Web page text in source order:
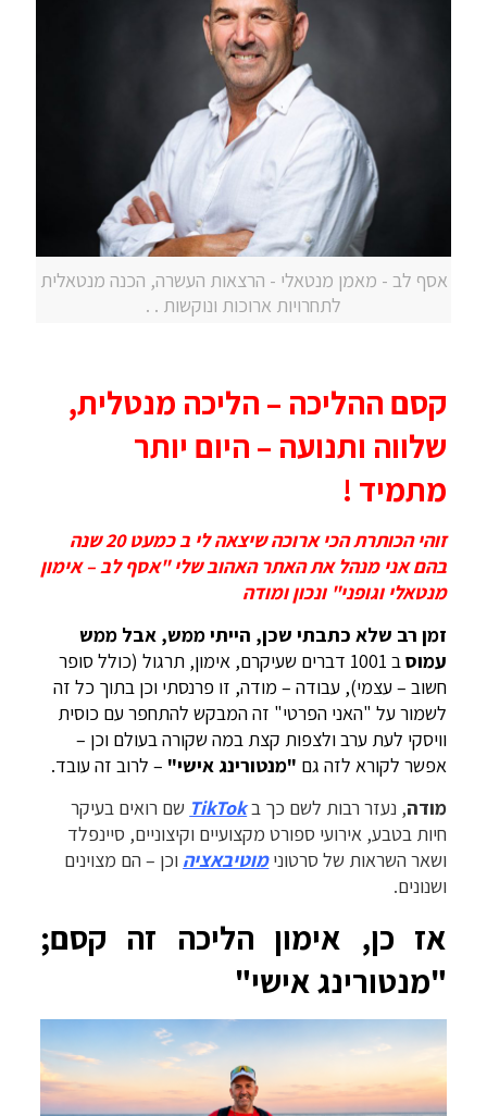
אסף לב - מאמן מנטאלי - הרצאות העשרה, הכנה מנטאלית
לתחרויות ארוכות ונוקשות . .
קסם ההליכה – הליכה מנטלית,
שלווה ותנועה – היום יותר
מתמיד !
זוהי הכותרת הכי ארוכה שיצאה לי ב כמעט 20 שנה
בהם אני מנהל את האתר האהוב שלי "אסף לב – אימון
מנטאלי וגופני" ונכון ומודה
זמן רב שלא כתבתי שכן, הייתי ממש, אבל ממש
עמוס
ב 1001 דברים שעיקרם, אימון, תרגול (כולל סופר
חשוב – עצמי), עבודה – מודה, זו פרנסתי וכן בתוך כל זה
לשמור על "האני הפרטי" זה המבקש להתחפר עם כוסית
וויסקי לעת ערב ולצפות קצת במה שקורה בעולם וכן –
אפשר לקורא לזה גם "מנטורינג אישי" – לרוב זה עובד.
מודה, נעזר רבות לשם כך בTikTok שם רואים בעיקר
חיות בטבע, אירועי ספורט מקצועיים וקיצוניים, סיינפלד
ושאר השראות של סרטונימוטיבאציה וכן – הם מצוינים
ושנונים.
אז כן, אימון הליכה זה קסם;
"מנטורינג אישי"